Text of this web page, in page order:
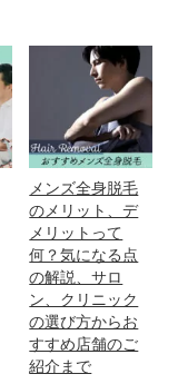
メンズ全身脱毛
のメリット、デ
メリットって
何？気になる点
の解説、サロ
ン、クリニック
の選び方からお
すすめ店舗のご
紹介まで